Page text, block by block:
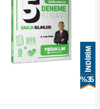
% 35